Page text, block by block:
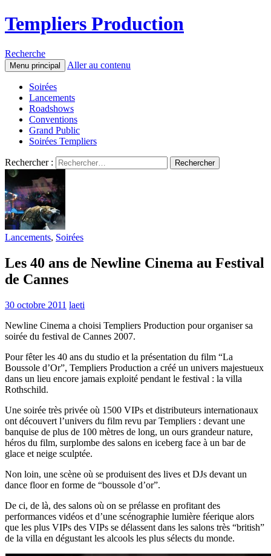
Templiers Production
Recherche
Menu principal Aller au contenu
Soirées
Lancements
Roadshows
Conventions
Grand Public
Soirées Templiers
Rechercher :
Lancements, Soirées
Les 40 ans de Newline Cinema au Festival
de Cannes
30 octobre 2011 laeti
Newline Cinema a choisi Templiers Production pour organiser sa
soirée du festival de Cannes 2007.
Pour fêter les 40 ans du studio et la présentation du film “La
Boussole d’Or”, Templiers Production a créé un univers majestueux
dans un lieu encore jamais exploité pendant le festival : la villa
Rothschild.
Une soirée très privée où 1500 VIPs et distributeurs internationaux
ont découvert l’univers du film revu par Templiers : devant une
banquise de plus de 100 mètres de long, un ours grandeur nature,
héros du film, surplombe des salons en iceberg face à un bar de
glace et neige sculptée.
Non loin, une scène où se produisent des lives et DJs devant un
dance floor en forme de “boussole d’or”.
De ci, de là, des salons où on se prélasse en profitant des
performances vidéos et d’une scénographie lumière féerique alors
que les plus VIPs des VIPs se délassent dans les salons très “british”
de la villa en dégustant les alcools les plus sélects du monde.